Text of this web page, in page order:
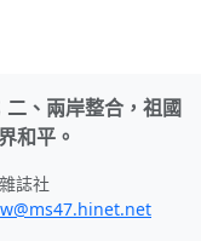
、兩岸整合，祖國
和平。
誌社